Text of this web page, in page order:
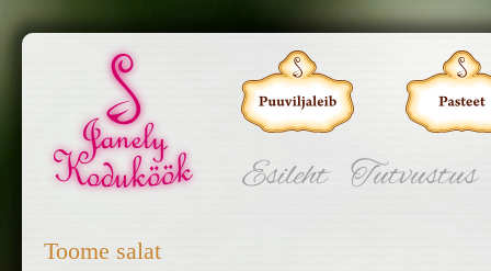
Esileht Tutvustus
Toome salat